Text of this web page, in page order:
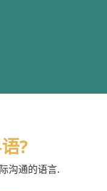
?
沟通的语言.